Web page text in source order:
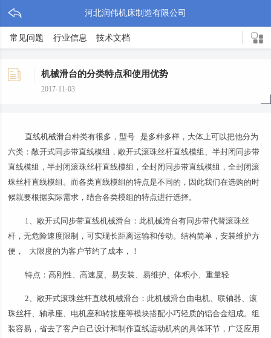
河北润伟机床制造有限公司
常见问题 行业信息 技术文档
机械滑台的分类特点和使用优势
2017-11-03
直线机械滑台种类有很多，型号 是多种多样，大体上可以把他分为
六类：敞开式同步带直线模组，敞开式滚珠丝杆直线模组、半封闭同步带
直线模组，半封闭滚珠丝杆直线模组，全封闭同步带直线模组，全封闭滚
珠丝杆直线模组。而各类直线模组的特点是不同的，因此我们在选购的时
候就要根据实际需求，结合各类模组的特点进行选择。
1、敞开式同步带直线机械滑台：此机械滑台有同步带代替滚珠丝
杆，无危险速度限制，可实现长距离运输和传动。结构简单，安装维护方
便， 大限度的为客户节约了成本，！
特点：高刚性、高速度、易安装、易维护、体积小、重量轻
2、敞开式滚珠丝杆直线机械滑台：此机械滑台由电机、联轴器、滚
珠丝杆、轴承座、电机座和转接座等模块搭配小巧轻质的铝合金组成。组
装容易，省去了客户自己设计和制作直线运动机构的具体环节，广泛应用